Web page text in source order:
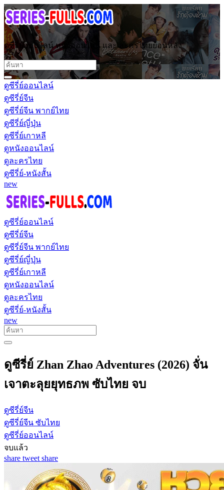
ดูซีรี่ย์ออนไลน์ หนังออนไลน์ และ ละครไทยย้อนหลัง
ดูซีรี่ย์ออนไลน์
ดูซีรี่ย์จีน
ดูซีรี่ย์จีน พากย์ไทย
ดูซีรี่ย์ญี่ปุ่น
ดูซีรี่ย์เกาหลี
ดูหนังออนไลน์
ดูละครไทย
ดูซีรี่ย์-หนังสั้น
new
ดูซีรี่ย์ออนไลน์
ดูซีรี่ย์จีน
ดูซีรี่ย์จีน พากย์ไทย
ดูซีรี่ย์ญี่ปุ่น
ดูซีรี่ย์เกาหลี
ดูหนังออนไลน์
ดูละครไทย
ดูซีรี่ย์-หนังสั้น
new
ดูซีรี่ย์ Zhan Zhao Adventures (2026) จั่น
เจาตะลุยยุทธภพ ซับไทย จบ
ดูซีรี่ย์จีน
ดูซีรี่ย์จีน ซับไทย
ดูซีรี่ย์ออนไลน์
จบแล้ว
share tweet share